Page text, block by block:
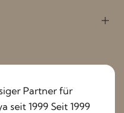
Partner für
seit 1999 Seit 1999